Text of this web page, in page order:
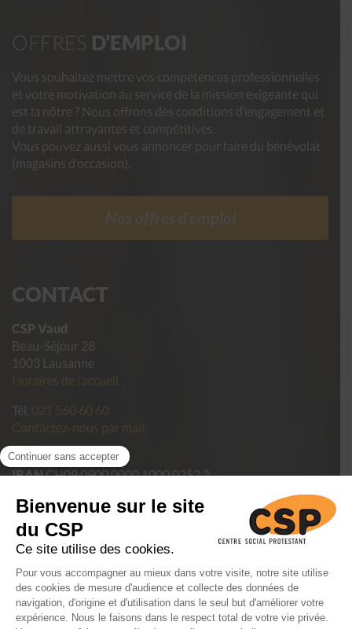
OFFRES D’EMPLOI
Vous souhaitez mettre vos compétences professionnelles
et votre motivation au service de la mission exigeante qui
est la nôtre ? Nous offrons des conditions d’engagement et
de travail attrayantes et compétitives.
Vous pouvez aussi vous annoncer pour faire du bénévolat
(magasins d’occasion).
Nos offres d’emploi
CONTACT
CSP Vaud
Beau-Séjour 28
1003 Lausanne
Horaires de l’accueil
Tél. 021 560 60 60
Contactez-nous par mail
Pour faire un don
IBANCH09 0900 0000 1000 0252 2
Politique de confidentialité des données du CSP Vaud
Mentions légales